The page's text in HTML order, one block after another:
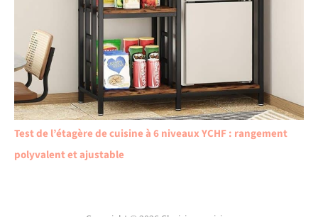
Test de l’étagère de cuisine à 6 niveaux YCHF : rangement
polyvalent et ajustable